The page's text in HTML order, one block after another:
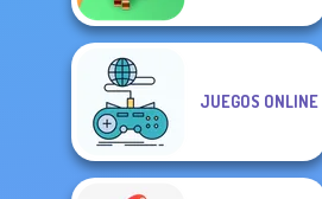
JUEGOS ONLINE